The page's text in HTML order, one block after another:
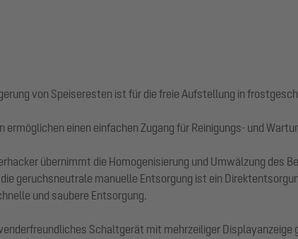
von Speiseresten ist für die freie Aufstellung in
einen einfachen Zugang für Reinigungs- und
übernimmt die Homogenisierung und Umwälzung des
geruchsneutrale manuelle Entsorgung ist ein
und saubere Entsorgung.
Schaltgerät mit mehrzeiliger